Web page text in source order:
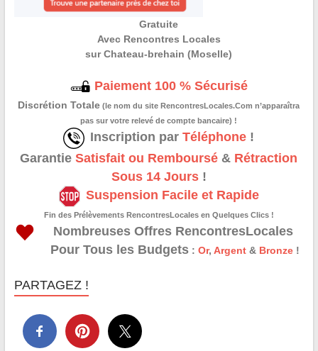
Gratuite
Avec Rencontres Locales
sur Chateau-brehain (Moselle)
Paiement 100 % Sécurisé
Discrétion Totale (le nom du site RencontresLocales.Com n’apparaîtra
pas sur votre relevé de compte bancaire) !
Inscription parTéléphone !
GarantieSatisfait ou Remboursé & Rétraction
Sous 14 Jours!
Suspension Facile et Rapide
Fin des Prélèvements RencontresLocales en Quelques Clics !
Nombreuses Offres RencontresLocales
Pour Tous les Budgets: Or, Argent& Bronze!
PARTAGEZ !